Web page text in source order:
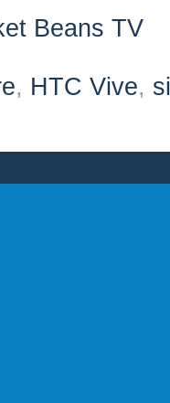
Beans TV
, HTC Vive,